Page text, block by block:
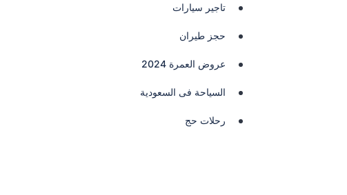
تاجير سيارات
حجز طيران
عروض العمرة 2024
السياحة فى السعودية
رحلات حج